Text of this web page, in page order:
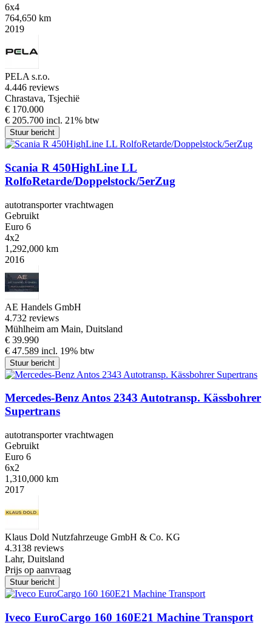
6x4
764,650 km
2019
PELA s.r.o.
4.446 reviews
Chrastava, Tsjechië
€ 170.000
€ 205.700 incl. 21% btw
Stuur bericht
Scania R 450HighLine LL
RolfoRetarde/Doppelstock/5erZug
autotransporter vrachtwagen
Gebruikt
Euro 6
4x2
1,292,000 km
2016
AE Handels GmbH
4.732 reviews
Mühlheim am Main, Duitsland
€ 39.990
€ 47.589 incl. 19% btw
Stuur bericht
Mercedes-Benz Antos 2343 Autotransp. Kässbohrer
Supertrans
autotransporter vrachtwagen
Gebruikt
Euro 6
6x2
1,310,000 km
2017
Klaus Dold Nutzfahrzeuge GmbH & Co. KG
4.3138 reviews
Lahr, Duitsland
Prijs op aanvraag
Stuur bericht
Iveco EuroCargo 160 160E21 Machine Transport